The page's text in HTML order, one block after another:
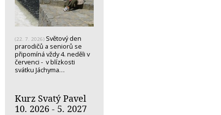
(22. 7. 2026) Světový den
prarodičů a seniorů se
připomíná vždy 4. neděli v
červenci - v blízkosti
svátku Jáchyma…
Kurz Svatý Pavel
10. 2026 - 5. 2027